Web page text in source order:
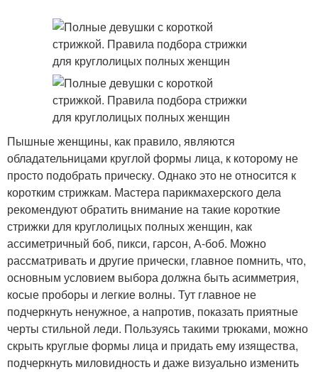
Пышные женщины, как правило, являются
обладательницами круглой формы лица, к которому не
просто подобрать прическу. Однако это не относится к
коротким стрижкам. Мастера парикмахерского дела
рекомендуют обратить внимание на такие короткие
стрижки для круглолицых полных женщин, как
ассиметричный боб, пикси, гарсон, А-боб. Можно
рассматривать и другие прически, главное помнить, что,
основным условием выбора должна быть асимметрия,
косые проборы и легкие волны. Тут главное не
подчеркнуть ненужное, а напротив, показать приятные
черты стильной леди. Пользуясь такими трюками, можно
скрыть круглые формы лица и придать ему изящества,
подчеркнуть миловидность и даже визуально изменить